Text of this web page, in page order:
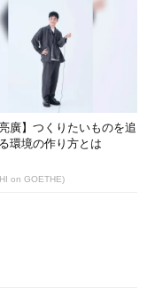
亮廣】つくりたいものを追
環境の作り方とは
on GOETHE)